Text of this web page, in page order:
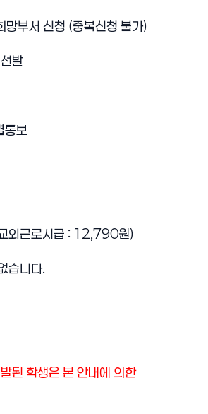
망부서 신청 (중복신청 불가)
발
통보
외근로시급 : 12,790원)
습니다.
된 학생은 본 안내에 의한